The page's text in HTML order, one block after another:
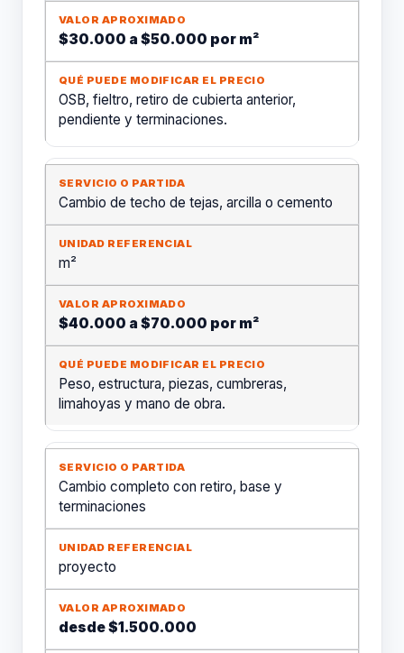
$30.000 a $50.000 por m²
OSB, fieltro, retiro de cubierta anterior,
pendiente y terminaciones.
Cambio de techo de tejas, arcilla o cemento
m²
$40.000 a $70.000 por m²
Peso, estructura, piezas, cumbreras,
limahoyas y mano de obra.
Cambio completo con retiro, base y
terminaciones
proyecto
desde $1.500.000